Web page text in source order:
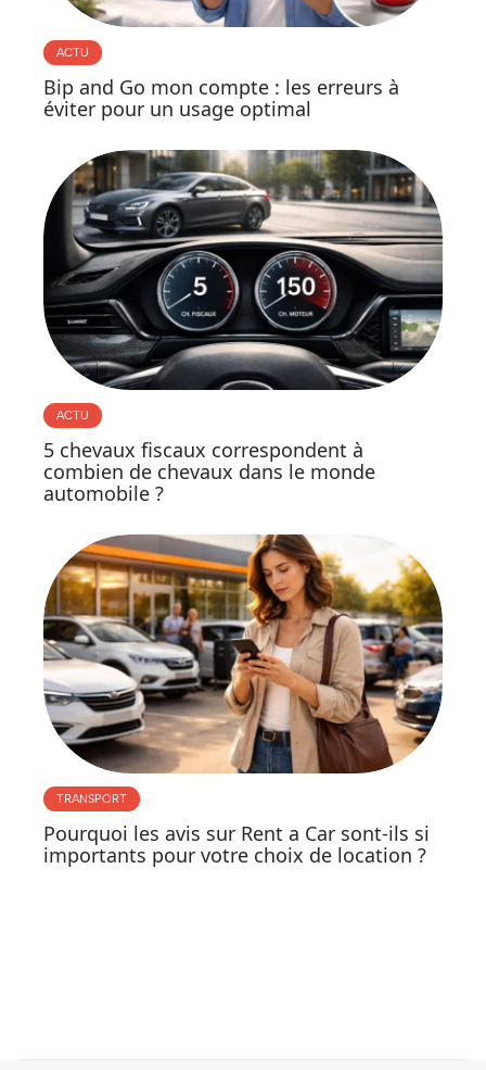
ACTU
Bip and Go mon compte : les erreurs à
éviter pour un usage optimal
ACTU
5 chevaux fiscaux correspondent à
combien de chevaux dans le monde
automobile ?
TRANSPORT
Pourquoi les avis sur Rent a Car sont-ils si
importants pour votre choix de location ?